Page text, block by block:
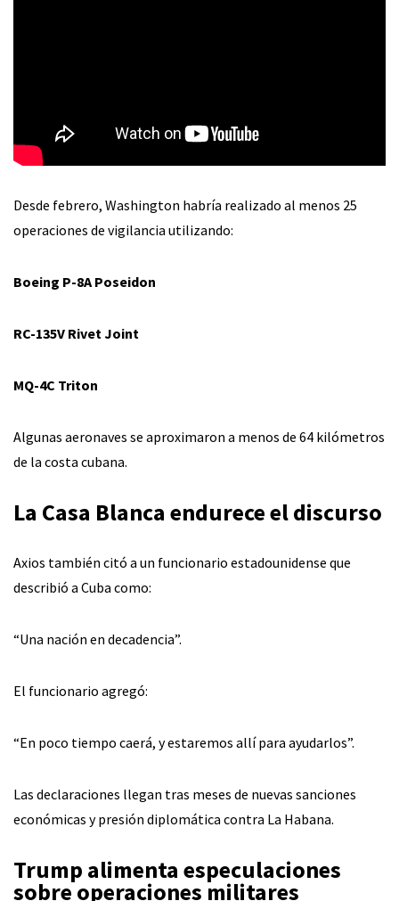
Desde febrero, Washington habría realizado al menos 25
operaciones de vigilancia utilizando:
Boeing P-8A Poseidon
RC-135V Rivet Joint
MQ-4C Triton
Algunas aeronaves se aproximaron a menos de 64 kilómetros
de la costa cubana.
La Casa Blanca endurece el discurso
Axios también citó a un funcionario estadounidense que
describió a Cuba como:
“Una nación en decadencia”.
El funcionario agregó:
“En poco tiempo caerá, y estaremos allí para ayudarlos”.
Las declaraciones llegan tras meses de nuevas sanciones
económicas y presión diplomática contra La Habana.
Trump alimenta especulaciones
sobre operaciones militares